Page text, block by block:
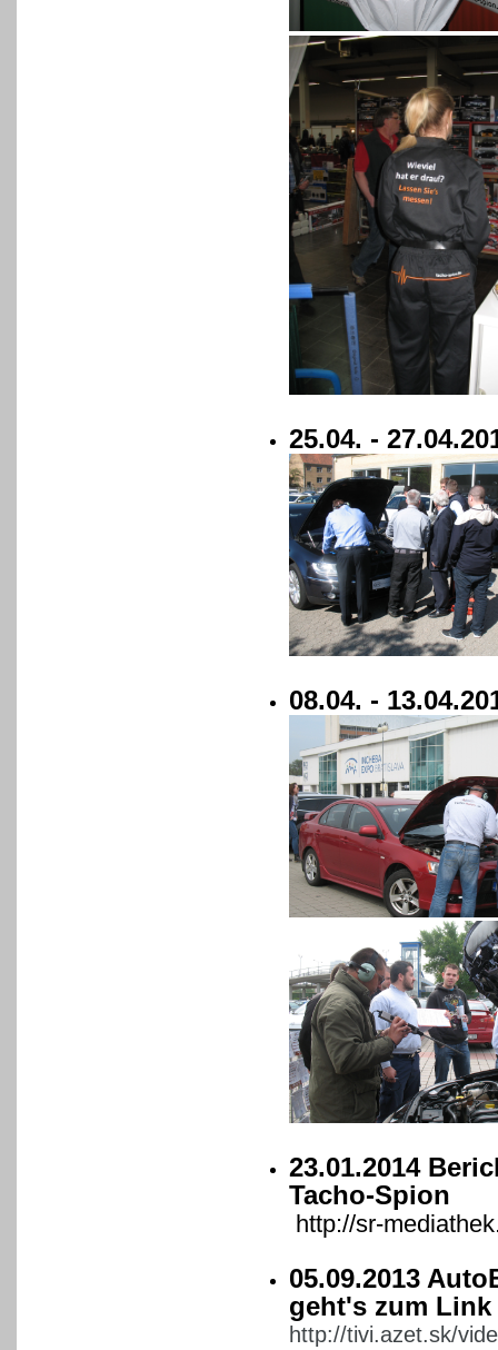
25.04. -
08.04. -
23.01.2014
Tacho-Spion
http://sr-
05.09.2013
geht's zum Link
http://tivi.azet.sk/